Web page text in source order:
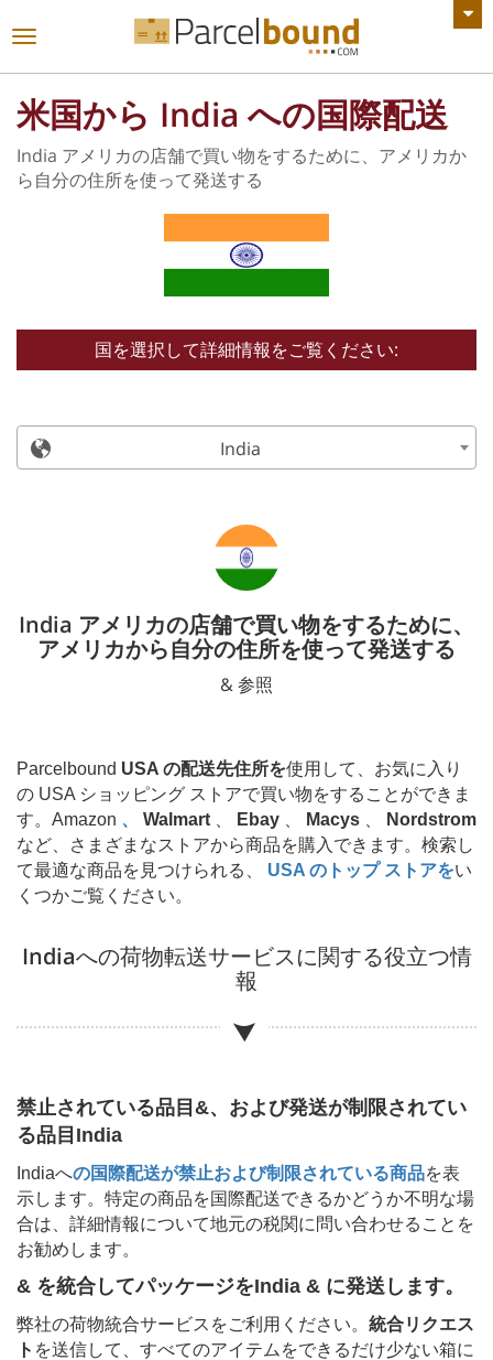
すべてのお知らせを見る
ナ
ー
シ
ョ
ン
る
米国から India への国際配送
India アメリカの店舗で買い物をするために、アメリカか
ら自分の住所を使って発送する
国を選択して詳細情報をご覧ください:
India
India アメリカの店舗で買い物をするために、
アメリカから自分の住所を使って発送する
& 参照
Parcelbound USA の配送先住所を使用して、お気に入り
の USA ショッピング ストアで買い物をすることができま
す。Amazon 、 Walmart Ebay Macys
Nordstrom
など、さまざまなストアから商品を購入できます。検索し
て最適な商品を見つけられる、 USA のトップ ストアをい
くつかご覧ください。
Indiaへの荷物転送サービスに関する役立つ情
報
禁止されている品目&、および発送が制限されてい
る品目 India
Indiaへの国際配送が禁止および制限されている商品を表
示します。特定の商品を国際配送できるかどうか不明な場
合は、詳細情報について地元の税関に問い合わせることを
お勧めします。
& を統合してパッケージをIndia & に発送します。
弊社の荷物統合サービスをご利用ください。 統合リクエス
ト を送信して、すべてのアイテムをできるだけ少ない箱に